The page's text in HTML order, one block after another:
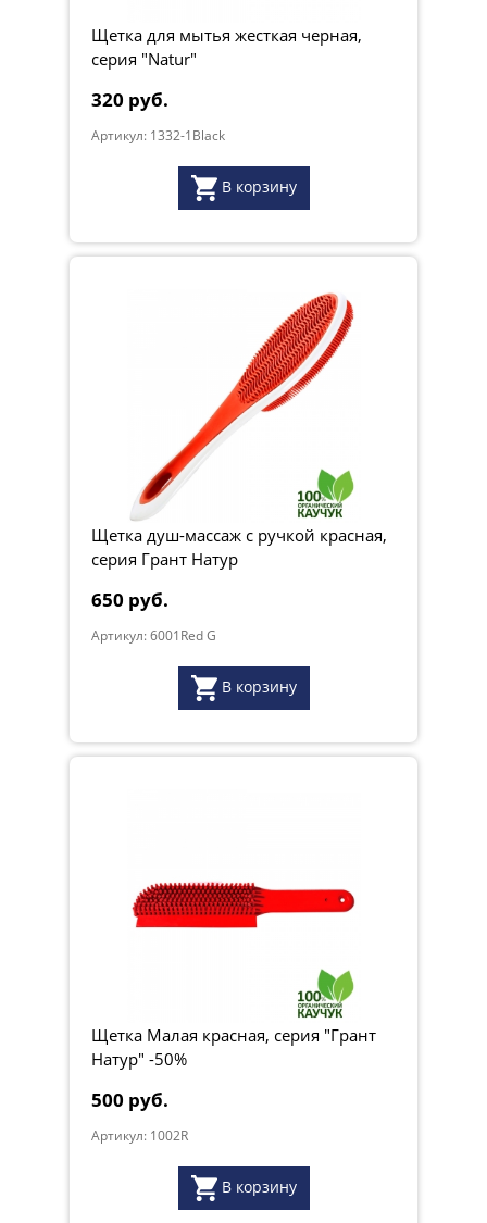
Щетка для мытья жесткая черная,
серия "Natur"
320 руб.
Артикул: 1332-1Black
В корзину
Щетка душ-массаж с ручкой красная,
серия Грант Натур
650 руб.
Артикул: 6001Red G
В корзину
Щетка Малая красная, серия "Грант
Натур" -50%
500 руб.
Артикул: 1002R
В корзину